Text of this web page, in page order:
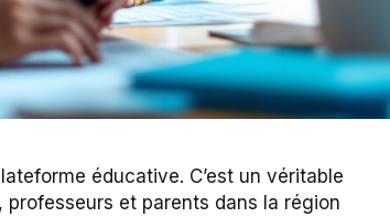
éducative. C’est un véritable
et parents dans la région